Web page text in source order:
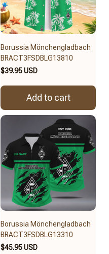
Borussia Mönchengladbach
BRACT3FSDBLG13810
$39.95 USD
Add to cart
Borussia Mönchengladbach
BRACT3FSDBLG13310
$45.95 USD